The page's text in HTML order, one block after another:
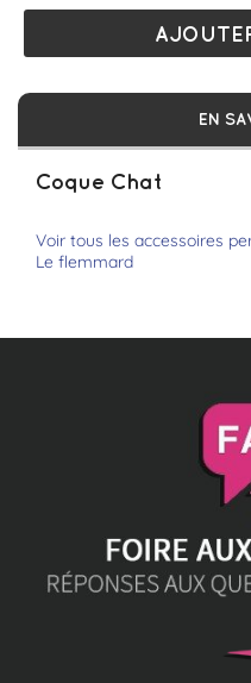
EN
Coque Chat
Voir tous les accessoires
Le flemmard